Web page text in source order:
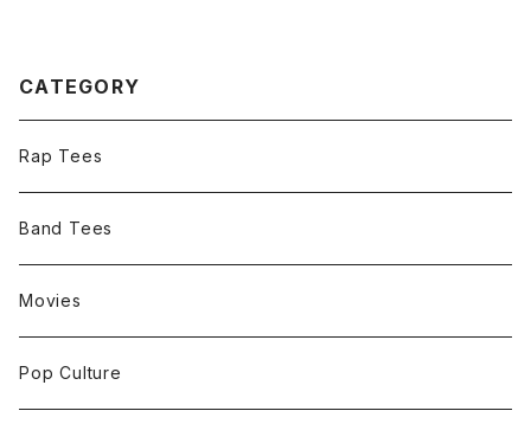
CATEGORY
Rap Tees
Band Tees
Movies
Pop Culture